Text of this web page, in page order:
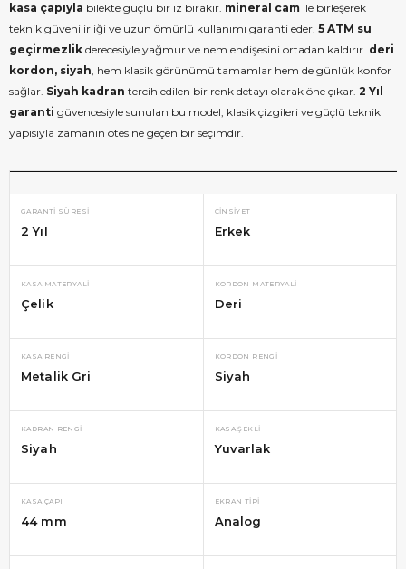
kasa çapıyla bilekte güçlü bir iz bırakır. mineral cam ile birleşerek
teknik güvenilirliği ve uzun ömürlü kullanımı garanti eder. 5 ATM su
geçirmezlik derecesiyle yağmur ve nem endişesini ortadan kaldırır. deri
kordon, siyah, hem klasik görünümü tamamlar hem de günlük konfor
sağlar. Siyah kadran tercih edilen bir renk detayı olarak öne çıkar. 2 Yıl
garanti güvencesiyle sunulan bu model, klasik çizgileri ve güçlü teknik
yapısıyla zamanın ötesine geçen bir seçimdir.
GARANTI SÜRESI
2 Yıl
CINSIYET
Erkek
KASA MATERYALI
Çelik
KORDON MATERYALI
Deri
KASA RENGI
Metalik Gri
KORDON RENGI
Siyah
KADRAN RENGI
Siyah
KASA ŞEKLI
Yuvarlak
KASA ÇAPI
44 mm
EKRAN TIPI
Analog